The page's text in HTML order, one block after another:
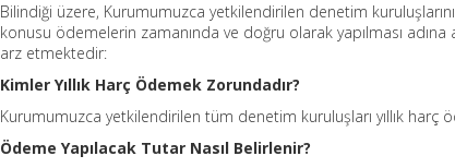
Bilindiği üzere, Kurumumuzca yetkilendirilen denetim
konusu ödemelerin zamanında ve doğru olarak yapılması
arz etmektedir:
Kimler Yıllık Harç Ödemek Zorundadır?
Kurumumuzca yetkilendirilen tüm denetim kuruluşları yıllık harç
Ödeme Yapılacak Tutar Nasıl Belirlenir?